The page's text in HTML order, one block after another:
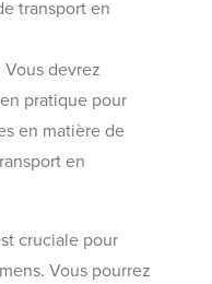
transport en
Vous devrez
pratique pour
en matière de
en
cruciale pour
Vous pourrez